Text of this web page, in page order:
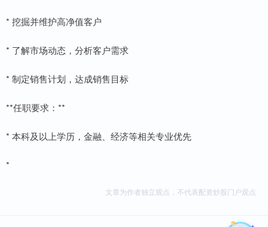
* 挖掘并维护高净值客户
* 了解市场动态，分析客户需求
* 制定销售计划，达成销售目标
**任职要求：**
* 本科及以上学历，金融、经济等相关专业优先
*
文章为作者独立观点，不代表配资炒股门户观点